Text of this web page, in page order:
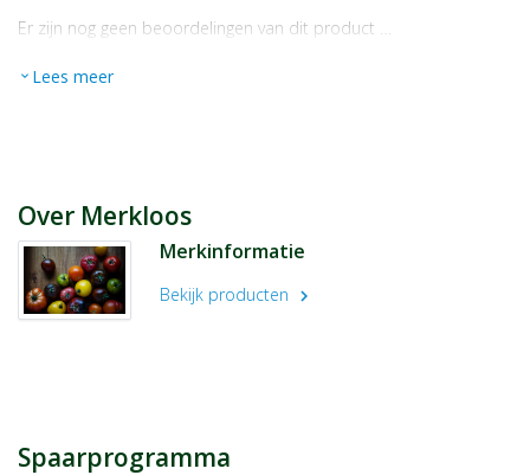
Er zijn nog geen beoordelingen van dit product …
expand_more Lees meer
Over Merkloos
Merkinformatie
Bekijk producten chevron_right
Spaarprogramma